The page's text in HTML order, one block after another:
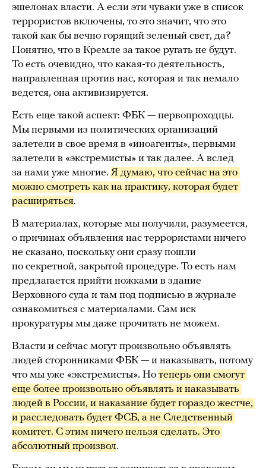
эшелонах власти. А если эти чуваки уже в список
террористов включены, то это значит, что это
такой как бы вечно горящий зеленый свет, да?
Понятно, что в Кремле за такое ругать не будут.
То есть очевидно, что какая-то деятельность,
направленная против нас, которая и так немало
ведется, она активизируется.
Есть еще такой аспект: ФБК — первопроходцы.
Мы первыми из политических организаций
залетели в свое время в «иноагенты», первыми
залетели в «экстремисты» и так далее. А вслед
за нами уже многие. Я думаю, что сейчас на это
можно смотреть как на практику, которая будет
расширяться.
В материалах, которые мы получили, разумеется,
о причинах объявления нас террористами ничего
не сказано, поскольку они сразу пошли
по секретной, закрытой процедуре. То есть нам
предлагается прийти ножками в здание
Верховного суда и там под подписью в журнале
ознакомиться с материалами. Сам иск
прокуратуры мы даже прочитать не можем.
Власти и сейчас могут произвольно объявлять
людей сторонниками ФБК — и наказывать, потому
что мы уже «экстремисты». Но теперь они смогут
еще более произвольно объявлять и наказывать
людей в России, и наказание будет гораздо жестче,
и расследовать будет ФСБ, а не Следственный
комитет. С этим ничего нельзя сделать. Это
абсолютный произвол.